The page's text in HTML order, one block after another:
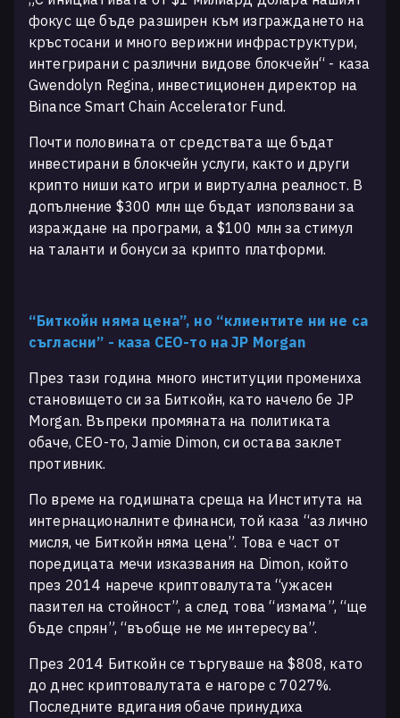
фокус ще бъде разширен към изграждането на
кръстосани и много верижни инфраструктури,
интегрирани с различни видове блокчейн“ - каза
Gwendolyn Regina, инвестиционен директор на
Binance Smart Chain Accelerator Fund.
Почти половината от средствата ще бъдат
инвестирани в блокчейн услуги, както и други
крипто ниши като игри и виртуална реалност. В
допълнение $300 млн ще бъдат използвани за
израждане на програми, а $100 млн за стимул
на таланти и бонуси за крипто платформи.
“Биткойн няма цена”, но “клиентите ни не са
съгласни” - каза CEO-то на JP Morgan
През тази година много институции промениха
становището си за Биткойн, като начело бе JP
Morgan. Въпреки промяната на политиката
обаче, CEO-то, Jamie Dimon, си остава заклет
противник.
По време на годишната среща на Института на
интернационалните финанси, той каза “аз лично
мисля, че Биткойн няма цена”. Това е част от
поредицата мечи изказвания на Dimon, който
през 2014 нарече криптовалутата “ужасен
пазител на стойност”, а след това “измама”, “ще
бъде спрян”, “въобще не ме интересува”.
През 2014 Биткойн се търгуваше на $808, като
до днес криптовалутата е нагоре с 7027%.
Последните вдигания обаче принудиха